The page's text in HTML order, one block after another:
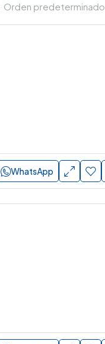
Orden predeterminado
WhatsApp